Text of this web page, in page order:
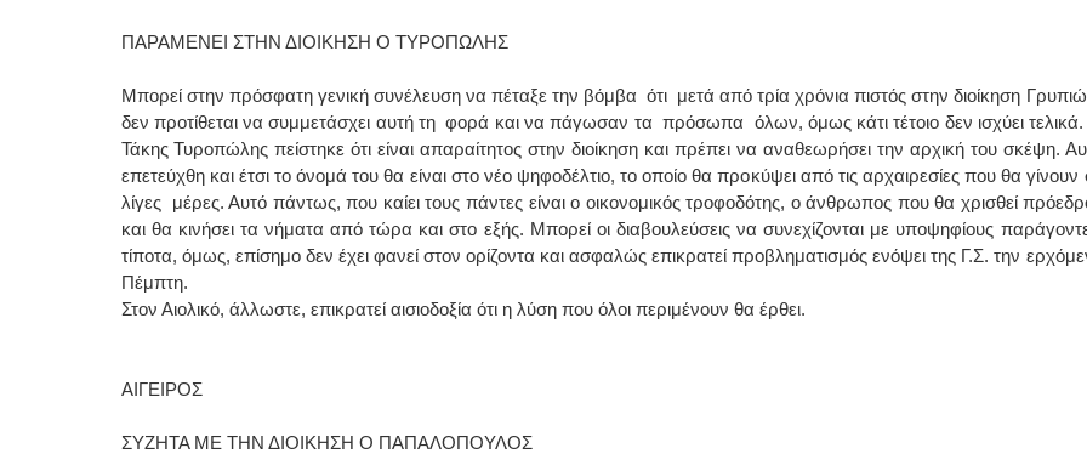
ΠΑΡΑΜΕΝΕΙ ΣΤΗΝ ΔΙΟΙΚΗΣΗ Ο ΤΥΡΟΠΩΛΗΣ
Μπορεί στην πρόσφατη γενική συνέλευση να πέταξε την βόμβα ότι μετά από τρία χρόνια πιστός στην διοίκηση
δεν προτίθεται να συμμετάσχει αυτή τη φορά και να πάγωσαν τα πρόσωπα όλων, όμως κάτι τέτοιο δεν ισχύει
Τάκης Τυροπώλης πείστηκε ότι είναι απαραίτητος στην διοίκηση και πρέπει να αναθεωρήσει την αρχική του σκέψη.
επετεύχθη και έτσι το όνομά του θα είναι στο νέο ψηφοδέλτιο, το οποίο θα προκύψει από τις αρχαιρεσίες που θα γίνουν
λίγες μέρες. Αυτό πάντως, που καίει τους πάντες είναι ο οικονομικός τροφοδότης, ο άνθρωπος που θα χρισθεί
και θα κινήσει τα νήματα από τώρα και στο εξής. Μπορεί οι διαβουλεύσεις να συνεχίζονται με υποψηφίους
τίποτα, όμως, επίσημο δεν έχει φανεί στον ορίζοντα και ασφαλώς επικρατεί προβληματισμός ενόψει της Γ.Σ. την
Πέμπτη.
Στον Αιολικό, άλλωστε, επικρατεί αισιοδοξία ότι η λύση που όλοι περιμένουν θα έρθει.
ΑΙΓΕΙΡΟΣ
ΣΥΖΗΤΑ ΜΕ ΤΗΝ ΔΙΟΙΚΗΣΗ Ο ΠΑΠΑΛΟΠΟΥΛΟΣ